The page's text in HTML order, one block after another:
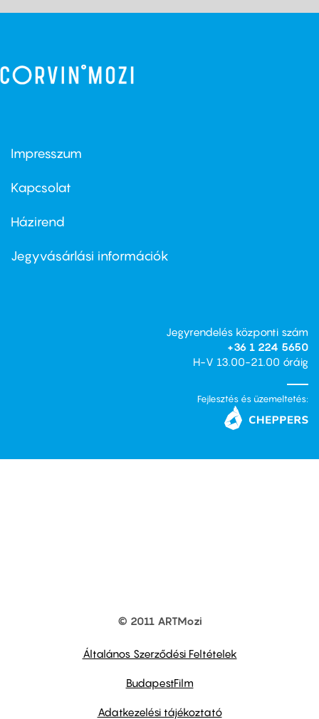
Footer
first
Impresszum
Kapcsolat
Footer
second
Házirend
Jegyvásárlási információk
Jegyrendelés központi szám
+36 1 224 5650
H-V 13.00-21.00 óráig
Fejlesztés és üzemeltetés:
© 2011 ARTMozi
Általános Szerződési Feltételek
BudapestFilm
Adatkezelési tájékoztató